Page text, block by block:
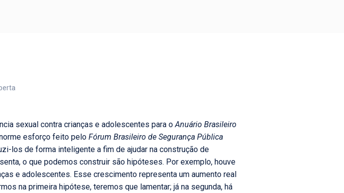
sexual contra crianças e adolescentes para oAnuário Brasileiro
esforço feito pelo Fórum Brasileiro de Segurança Pública
los de forma inteligente a fim de ajudar na construção de
o que podemos construir são hipóteses. Por exemplo, houve
e adolescentes. Esse crescimento representa um aumento real
na primeira hipótese, teremos que lamentar; já na segunda, há